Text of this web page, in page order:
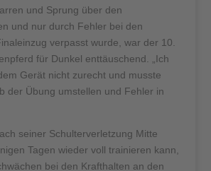
und Sprung über den
und nur durch Fehler bei den
verpasst wurde, war der 10.
für Dunkel enttäuschend. „Ich
Gerät nicht zurecht und musste
der Übung umstellen und Fehler in
seiner Schulterverletzung Mitte
Tagen wieder voll trainieren kann,
bei den Krafthalten an den